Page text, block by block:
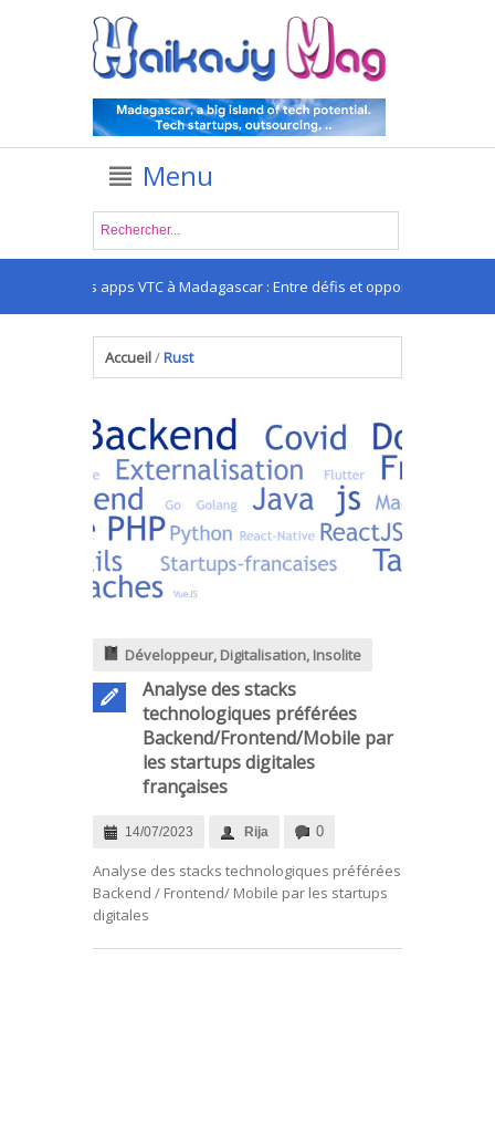
Menu
Les apps VTC à Madagascar : Entre défis et opportunités
Accueil/Rust
.
Développeur, Digitalisation, Insolite
Analyse des stacks
technologiques préférées
Backend/Frontend/Mobile par
les startups digitales
françaises
14/07/2023 Rija 0
Analyse des stacks technologiques préférées
Backend / Frontend/ Mobile par les startups
digitales